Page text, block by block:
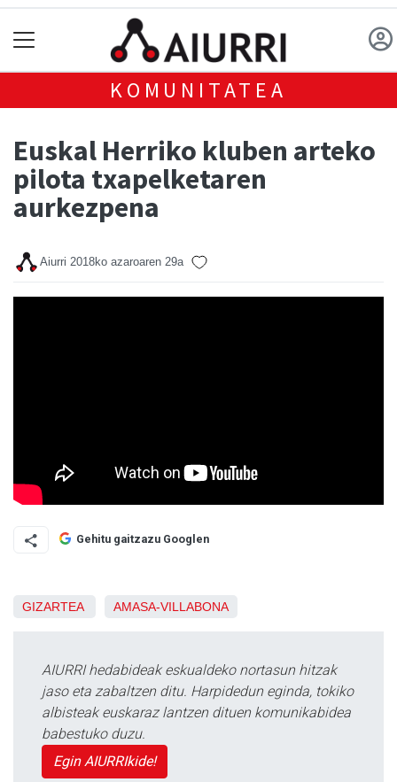
KOMUNITATEA
Euskal Herriko kluben arteko
pilota txapelketaren
aurkezpena
Aiurri 2018ko azaroaren 29a
Gehitu gaitzazu Googlen
GIZARTEA AMASA-VILLABONA
AIURRI hedabideak eskualdeko nortasun hitzak
jaso eta zabaltzen ditu. Harpidedun eginda, tokiko
albisteak euskaraz lantzen dituen komunikabidea
babestuko duzu.
Egin AIURRIkide!